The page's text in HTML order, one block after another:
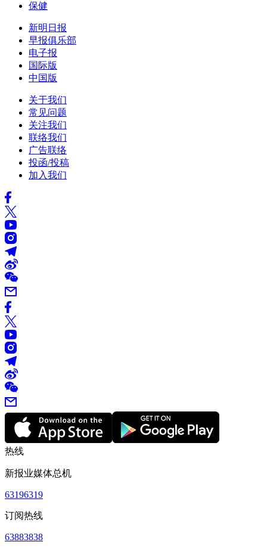
保健
新明日报
早报俱乐部
电子报
国际版
中国版
关于我们
常见问题
关注我们
联络我们
广告联络
投函/投稿
加入我们
热线
新报业媒体总机
63196319
订阅热线
63883838